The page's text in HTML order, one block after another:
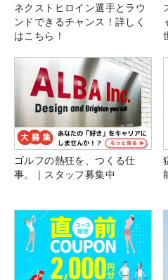
ネクストヒロイン選手とラウ
ンドできるチャンス！詳しく
はこちら！
ゴルフの熱狂を、つくる仕
事。｜スタッフ募集中